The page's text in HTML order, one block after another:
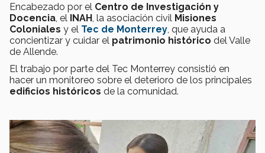
Encabezado por el Centro de Investigación y
Docencia , el INAH , la asociación civil Misiones
Coloniales y el Tec de Monterrey , que ayuda a
concientizar y cuidar el patrimonio histórico del Valle
de Allende.
El trabajo por parte del Tec Monterrey consistió en
hacer un monitoreo sobre el deterioro de los principales
edificios históricos de la comunidad.